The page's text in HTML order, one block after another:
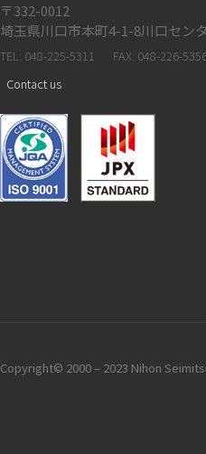
〒332-0012
埼玉県川口市本町4-1-8川口セン
TEL: 048-225-5311
FAX: 048-226-
Contact us
Copyright© 2000 – 2023 Nihon